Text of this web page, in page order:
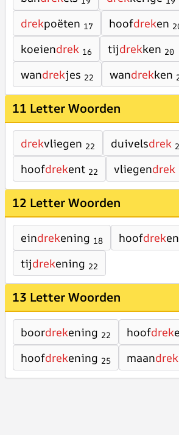
drekpoëten 17 hoofdreken
koeiendrek 16 tijdrekken 20
wandrekjes 22 wandrekken
11 Letter Woorden
drekvliegen 22 duivelsdrek
hoofdrekent 22 vliegendrek
12 Letter Woorden
eindrekening 18 hoofdrek
tijdrekening 22
13 Letter Woorden
boordrekening 22 hoofdrek
hoofdrekening 25 maandrek